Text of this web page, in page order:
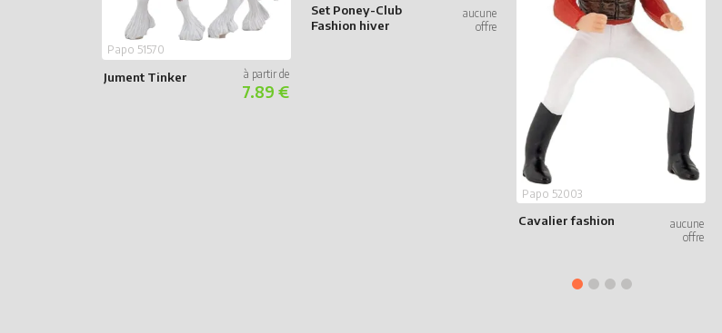
Jument Tinker
Papo 51570
7.89 €
Set Poney-Club
Fashion hiver
Cavalier fashion
Papo 52003